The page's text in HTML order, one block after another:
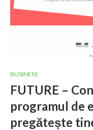
BUSINESS
FUTURE –
programul de
pregătește